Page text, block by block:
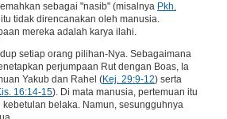
sebagai "nasib" (misalnya Pkh.
tidak direncanakan oleh manusia.
mereka adalah karya ilahi.
setiap orang pilihan-Nya. Sebagaimana
perjumpaan Rut dengan Boas, Ia
Yakub dan Rahel (Kej. 29:9-12) serta
16:14-15). Di mata manusia, pertemuan itu
belaka. Namun, sesungguhnya